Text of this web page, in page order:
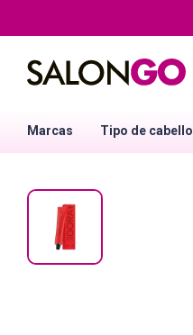
Marcas Tipo de cabello